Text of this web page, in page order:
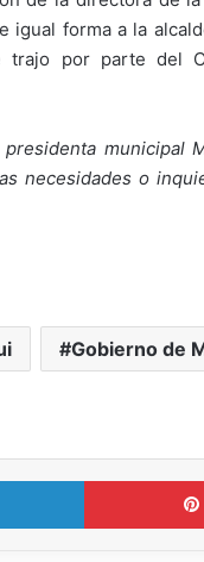
igual forma a la
trajo por parte del
municipal
necesidades o
Gobierno de
LinkedIn